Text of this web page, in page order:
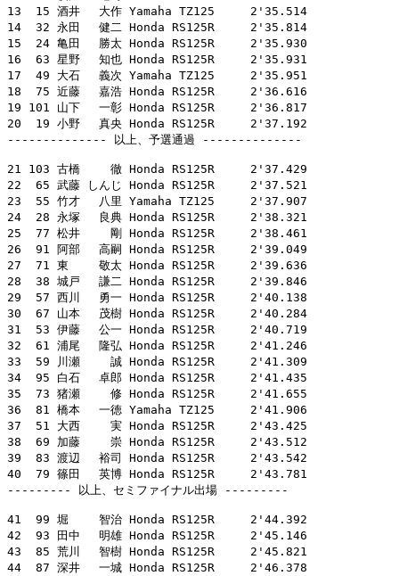
13  15 酒井　 大作 Yamaha TZ125     2'35.514
14  32 永田　 健二 Honda RS125R     2'35.814
15  24 亀田　 勝太 Honda RS125R     2'35.930
16  63 星野　 知也 Honda RS125R     2'35.931
17  49 大石　 義次 Yamaha TZ125     2'35.951
18  75 近藤　 嘉浩 Honda RS125R     2'36.616
19 101 山下　 一彰 Honda RS125R     2'36.817
20  19 小野　 真央 Honda RS125R     2'37.192
-------------- 以上、予選通過 --------------
21 103 古橋　　 徹 Honda RS125R     2'37.429
22  65 武藤 しんじ Honda RS125R     2'37.521
23  55 竹才　 八里 Yamaha TZ125     2'37.907
24  28 永塚　 良典 Honda RS125R     2'38.321
25  77 松井　　 剛 Honda RS125R     2'38.461
26  91 阿部　 高嗣 Honda RS125R     2'39.049
27  71 東　　 敬太 Honda RS125R     2'39.636
28  38 城戸　 謙二 Honda RS125R     2'39.846
29  57 西川　 勇一 Honda RS125R     2'40.138
30  67 山本　 茂樹 Honda RS125R     2'40.284
31  53 伊藤　 公一 Honda RS125R     2'40.719
32  61 浦尾　 隆弘 Honda RS125R     2'41.246
33  59 川瀬　　 誠 Honda RS125R     2'41.309
34  95 白石　 卓郎 Honda RS125R     2'41.435
35  73 猪瀬　　 修 Honda RS125R     2'41.655
36  81 橋本　 一徳 Yamaha TZ125     2'41.906
37  51 大西　　 実 Honda RS125R     2'43.425
38  69 加藤　　 崇 Honda RS125R     2'43.512
39  83 渡辺　 裕司 Honda RS125R     2'43.542
40  79 篠田　 英博 Honda RS125R     2'43.781
--------- 以上、セミファイナル出場 ---------
41  99 堀　　 智治 Honda RS125R     2'44.392
42  93 田中　 明雄 Honda RS125R     2'45.146
43  85 荒川　 智樹 Honda RS125R     2'45.821
44  87 深井　 一城 Honda RS125R     2'46.378